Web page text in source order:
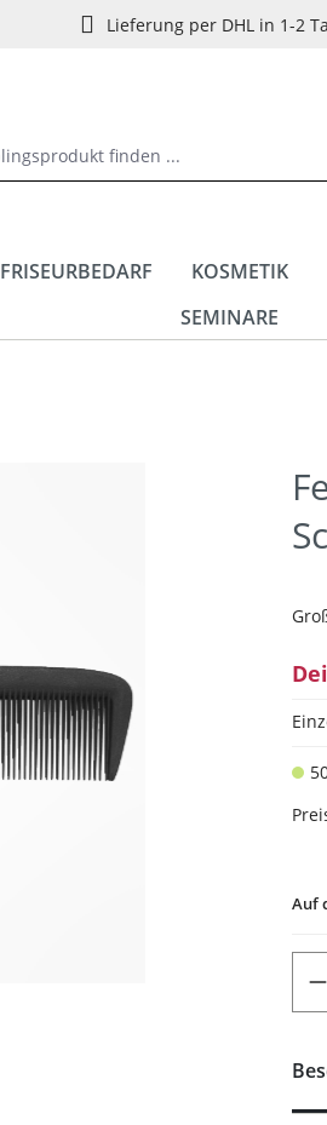
Lieferung per DHL in 1-2
FRISEURBEDARF KOSMETIK
SEMINARE
Auf